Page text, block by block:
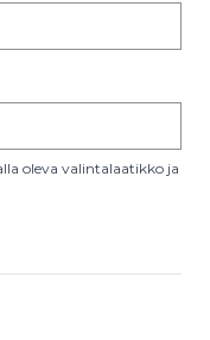
oleva valintalaatikko ja